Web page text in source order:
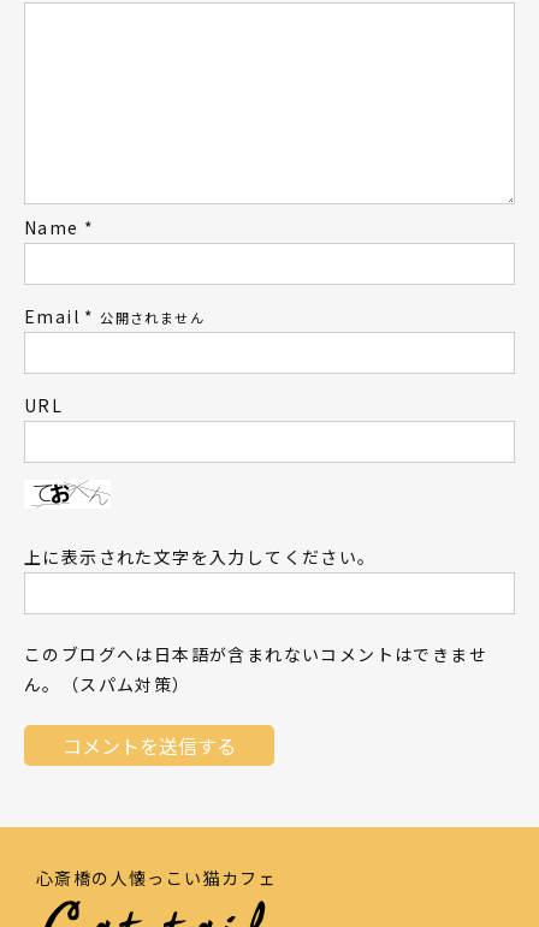
Name *
Email * 公開されません
URL
上に表示された文字を入力してください。
このブログへは日本語が含まれないコメントはできませ
ん。（スパム対策）
心斎橋の人懐っこい猫カフェ